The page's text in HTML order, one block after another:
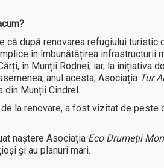
după renovarea refugiului turistic
în îmbunătățirea infrastructurii
în Munții Rodnei, iar, la inițiativa
anul acesta, Asociația Tur
din Munții Cindrel.
la renovare, a fost vizitat de
naștere Asociația Eco Drumeții
și au planuri mari.